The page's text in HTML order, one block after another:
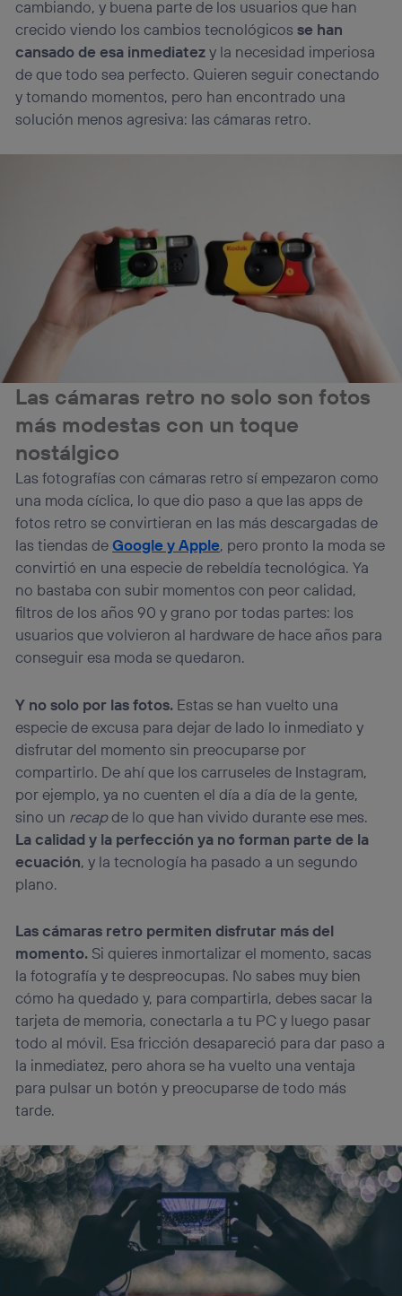
cambiando, y buena parte de los usuarios que han
crecido viendo los cambios tecnológicosse han
cansado de esa inmediatezy la necesidad imperiosa
de que todo sea perfecto. Quieren seguir conectando
y tomando momentos, pero han encontrado una
solución menos agresiva: las cámaras retro.
Las cámaras retro no solo son fotos
más modestas con un toque
nostálgico
Las fotografías con cámaras retro sí empezaron como
una moda cíclica, lo que dio paso a que las apps de
fotos retro se convirtieran en las más descargadas de
las tiendas deGoogle y Apple, pero pronto la moda se
convirtió en una especie de rebeldía tecnológica. Ya
no bastaba con subir momentos con peor calidad,
filtros de los años 90 y grano por todas partes: los
usuarios que volvieron al hardware de hace años para
conseguir esa moda se quedaron.
Y no solo por las fotos. Estas se han vuelto una
especie de excusa para dejar de lado lo inmediato y
disfrutar del momento sin preocuparse por
compartirlo. De ahí que los carruseles de Instagram,
por ejemplo, ya no cuenten el día a día de la gente,
sino un recapde lo que han vivido durante ese mes.
La calidad y la perfección ya no forman parte de la
ecuación, y la tecnología ha pasado a un segundo
plano.
Las cámaras retro permiten disfrutar más del
momento. Si quieres inmortalizar el momento, sacas
la fotografía y te despreocupas. No sabes muy bien
cómo ha quedado y, para compartirla, debes sacar la
tarjeta de memoria, conectarla a tu PC y luego pasar
todo al móvil. Esa fricción desapareció para dar paso a
la inmediatez, pero ahora se ha vuelto una ventaja
para pulsar un botón y preocuparse de todo más
tarde.